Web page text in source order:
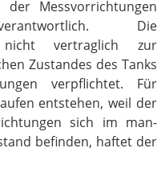
Messvorrichtungen
Die
nicht vertraglich zur
Zustandes des Tanks
verpflichtet. Für
entstehen, weil der
sich im man-
befinden, haftet der